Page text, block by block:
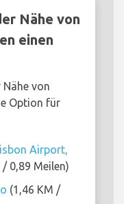
Nähe von
einen
von
Option für
Airport,
/ 0,89 Meilen)
(1,46 KM /